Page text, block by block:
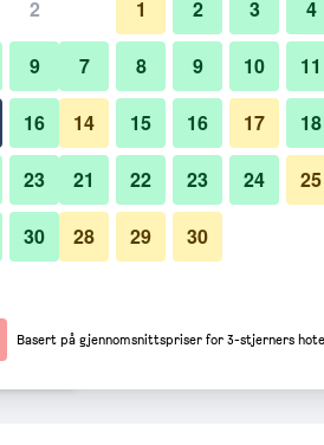
Balkong
Bilder av Mövenpick Hotel
2
9
16
23
30
1 2 3 4
7 8 9 10 11
14 15 16 17 18
21 22 23 24 25
28 29 30
Basert på gjennomsnittspriser for 3-stjerners